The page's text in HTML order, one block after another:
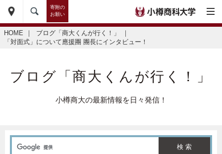
寄附の
お願い
HOME ｜ ブログ「商大くんが行く！」
｜
「対面式」について應援團 團長にインタビュー！
ブログ「商大くんが行く！」
小樽商大の最新情報を日々発信！